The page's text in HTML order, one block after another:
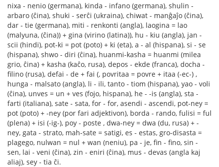
nixa - nenio (germana), kinda - infano (germana), shulin -
arbaro (ĉina), shuki - serĉi (ukraina), chiwat - manĝaĵo (ĉina),
dar - tie (germana), miti - renkonti (angla), laogina = lao
(malyuna, (ĉina)) + gina (virino (latina)), hu - kiu (angla), jan -
scii (hindi), pot-ki = pot (poto) + ki (eta), a - al (hispana), si - se
(hispana), shwo - diri (ĉina), huanmi-kasha = huanmi (milea
grio, ĉina) + kasha (kaĉo, rusa), depos - ekde (franca), docha -
filino (rusa), defai - de + fai (, povritaa = povre + itaa (-ec-) ,
hunga - malsato (angla), li - ili, tanto - tiom (hispana), yao - voli
(ĉina), unves = un + ves (fojo, hispana), he - -is (angla), sta -
farti (italiana), sate - sata, for - for, asendi - ascendi, pot-ney =
pot (poto) + -ney (por fari adjektivon), borda - rando, fulisi = ful
(plena) + isi (-ig-), poy - poste , dwa-ney = dwa (du, rusa) + -
ney, gata - strato, mah-sate = satigi, es - estas, gro-disasta =
plagego, nulwan = nul + wan (neniu), pa - je, fin - fino, sin -
sen, lai - veni (ĉina), zin - eniri (ĉina), mus - devas (angla kaj
aliaj), sey - tia ĉi.